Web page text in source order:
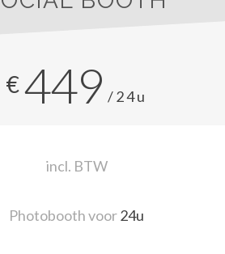
€449 /24u
incl. BTW
Photobooth voor24u